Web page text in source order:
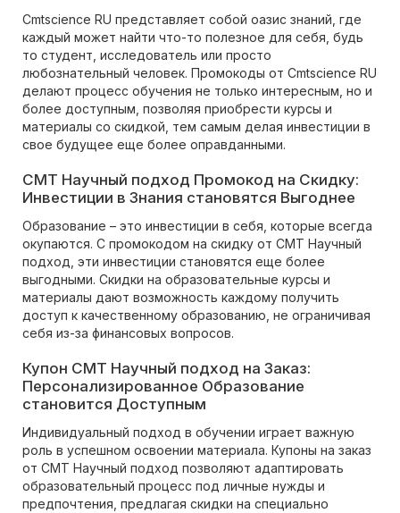
Cmtscience RU представляет собой оазис знаний, где
каждый может найти что-то полезное для себя, будь
то студент, исследователь или просто
любознательный человек. Промокоды от Cmtscience RU
делают процесс обучения не только интересным, но и
более доступным, позволяя приобрести курсы и
материалы со скидкой, тем самым делая инвестиции в
свое будущее еще более оправданными.
CMT Научный подход Промокод на Скидку:
Инвестиции в Знания становятся Выгоднее
Образование – это инвестиции в себя, которые всегда
окупаются. С промокодом на скидку от CMT Научный
подход, эти инвестиции становятся еще более
выгодными. Скидки на образовательные курсы и
материалы дают возможность каждому получить
доступ к качественному образованию, не ограничивая
себя из-за финансовых вопросов.
Купон CMT Научный подход на Заказ:
Персонализированное Образование
становится Доступным
Индивидуальный подход в обучении играет важную
роль в успешном освоении материала. Купоны на заказ
от CMT Научный подход позволяют адаптировать
образовательный процесс под личные нужды и
предпочтения, предлагая скидки на специально